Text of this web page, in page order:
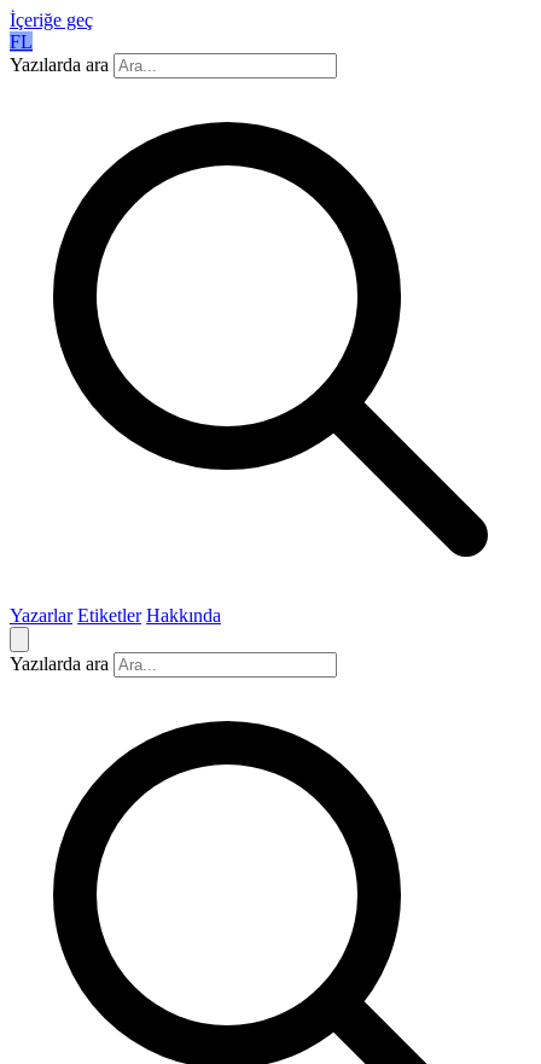
İçeriğe geç
FL
Yazılarda ara
Yazarlar Etiketler Hakkında
Yazılarda ara